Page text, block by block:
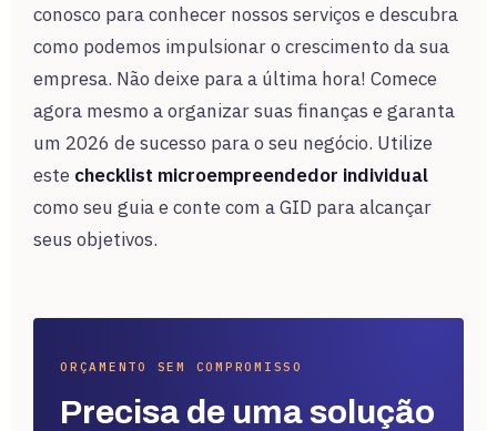
conosco para conhecer nossos serviços e descubra
como podemos impulsionar o crescimento da sua
empresa. Não deixe para a última hora! Comece
agora mesmo a organizar suas finanças e garanta
um 2026 de sucesso para o seu negócio. Utilize
este checklist microempreendedor individual
como seu guia e conte com a GID para alcançar
seus objetivos.
ORÇAMENTO SEM COMPROMISSO
Precisa de uma solução